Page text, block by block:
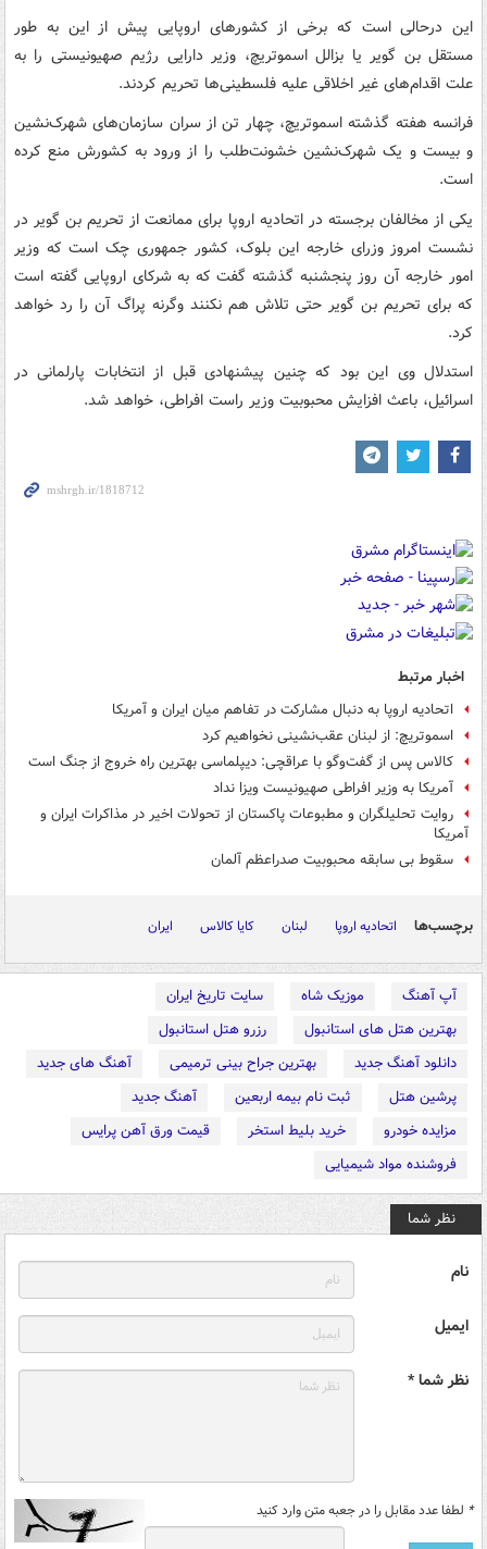
این درحالی است که برخی از کشورهای اروپایی پیش از این به طور
مستقل بن گویر یا بزالل اسموتریچ، وزیر دارایی رژیم صهیونیستی را به
علت اقدام‌های غیر اخلاقی علیه فلسطینی‌ها تحریم کردند.
فرانسه هفته گذشته اسموتریچ، چهار تن از سران سازمان‌های شهرک‌نشین
و بیست و یک شهرک‌نشین خشونت‌طلب را از ورود به کشورش منع کرده
است.
یکی از مخالفان برجسته در اتحادیه اروپا برای ممانعت از تحریم بن گویر در
نشست امروز وزرای خارجه این بلوک، کشور جمهوری چک است که وزیر
امور خارجه آن روز پنجشنبه گذشته گفت که به شرکای اروپایی گفته است
که برای تحریم بن گویر حتی تلاش هم نکنند وگرنه پراگ آن را رد خواهد
کرد.
استدلال وی این بود که چنین پیشنهادی قبل از انتخابات پارلمانی در
اسرائیل، باعث افزایش محبوبیت وزیر راست افراطی، خواهد شد.
اخبار مرتبط
اتحادیه اروپا به دنبال مشارکت در تفاهم میان ایران و آمریکا
اسموتریچ: از لبنان عقب‌نشینی نخواهیم کرد
کالاس پس از گفت‌وگو با عراقچی: دیپلماسی بهترین راه خروج از جنگ است
آمریکا به وزیر افراطی صهیونیست ویزا نداد
روایت تحلیلگران و مطبوعات پاکستان از تحولات اخیر در مذاکرات ایران و
آمریکا
سقوط بی سابقه محبوبیت صدراعظم آلمان
برچسب‌ها اتحادیه اروپا لبنان کایا کالاس ایران
آپ آهنگ موزیک شاه
سایت تاریخ ایران
بهترین هتل های استانبول
رزرو هتل استانبول
دانلود آهنگ جدید
بهترین جراح بینی ترمیمی
آهنگ های جدید
پرشین هتل
ثبت نام بیمه اربعین
آهنگ جدید
مزایده خودرو
خرید بلیط استخر
قیمت ورق آهن پرایس
فروشنده مواد شیمیایی
نظر شما
نام
ایمیل
نظر شما *
* لطفا عدد مقابل را در جعبه متن وارد کنید